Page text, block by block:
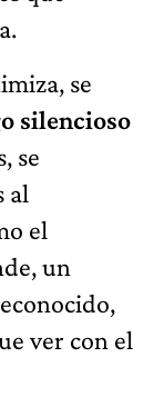
se
silencioso
se
al
el
un
ver con el